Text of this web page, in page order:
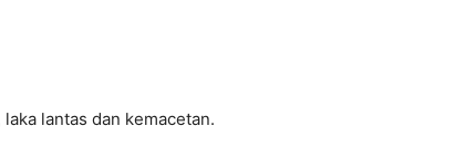
lantas dan kemacetan.